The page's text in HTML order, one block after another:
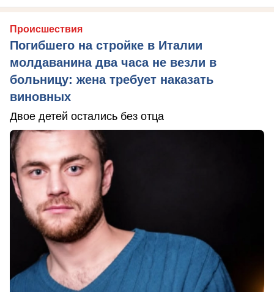
Происшествия
Погибшего на стройке в Италии
молдаванина два часа не везли в
больницу: жена требует наказать
виновных
Двое детей остались без отца